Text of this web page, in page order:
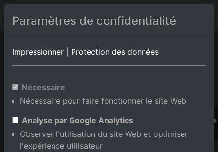
Album de lieux Bühl/Oberbruch
Wurtemberg,Allemagne
Ajouter au panier int.
Paramètres de confidentialité
Impressionner Protection des données
Nécessaire
Nécessaire pour faire fonctionner le site Web
Analyse par Google Analytics
Observer l'utilisation du site Web et optimiser
l'expérience utilisateur